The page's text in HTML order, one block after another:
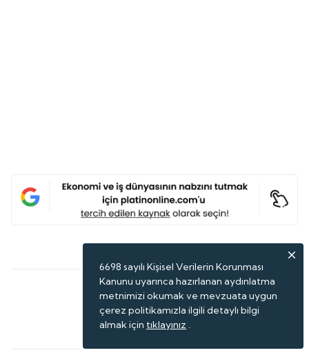
6698 sayılı Kişisel Verilerin Korunması
Kanunu uyarınca hazırlanan aydınlatma
metnimizi okumak ve mevzuata uygun
çerez politikamızla ilgili detaylı bilgi
almak için tıklayınız .